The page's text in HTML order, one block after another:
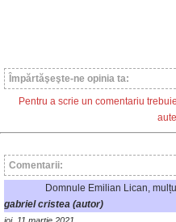
Împărtăşeşte-ne opinia ta:
Pentru a scrie un comentariu
Comentarii:
Domnule Emilian Lican,
gabriel cristea (autor)